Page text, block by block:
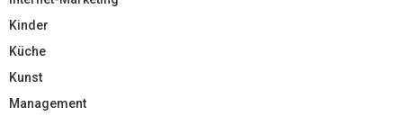
Kinder
Küche
Kunst
Management